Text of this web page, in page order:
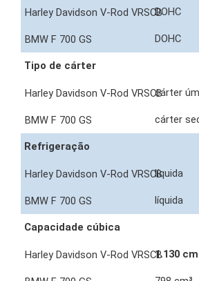
DOHC
DOHC
Tipo de cárter
cárter
cárter
Refrigeração
líquida
líquida
Capacidade cúbica
1.130